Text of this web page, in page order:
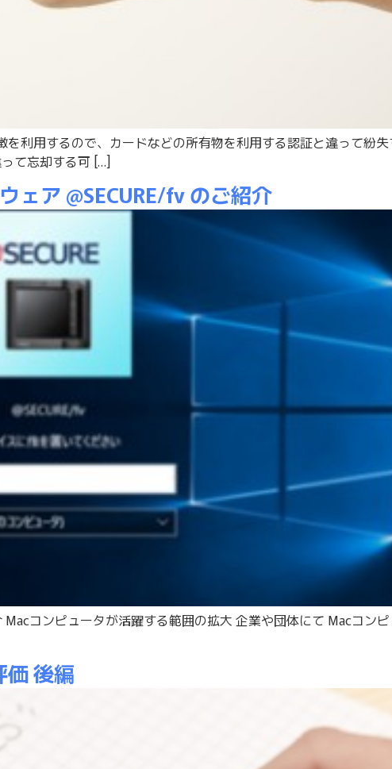
利用するので、カードなどの所有物を利用する認証と違って紛
て忘却する可 […]
ア @SECURE/fv のご紹介
コンピュータが活躍する範囲の拡大 企業や団体にて Macコン
後編